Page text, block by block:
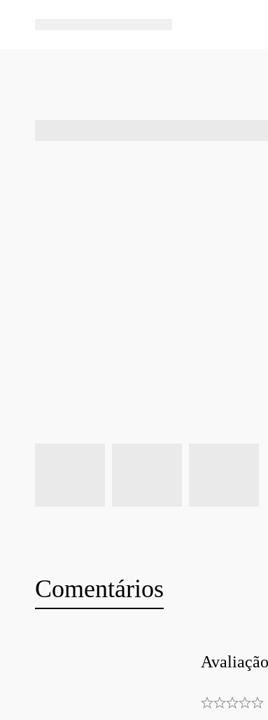
Comentários